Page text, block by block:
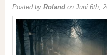
Posted by Roland on Juni 6th,